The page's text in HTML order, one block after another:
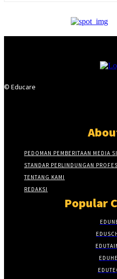
© Educare
PEDOMAN PEMBERITAAN MEDIA
STANDAR PERLINDUNGAN
TENTANG KAMI
REDAKSI
Popular